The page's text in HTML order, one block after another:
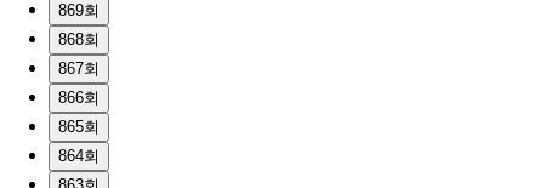
869회
868회
867회
866회
865회
864회